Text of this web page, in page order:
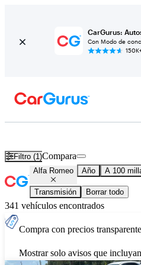
CarGurus:
Con Modo de
Filtro (1)Compara
Alfa Romeo Año A 100
Transmisión Borrar todo
341 vehículos encontrados
Compra con precios
Mostrar solo avisos que